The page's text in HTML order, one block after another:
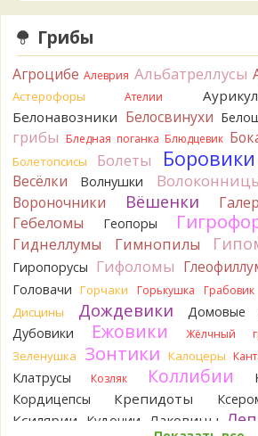
хорошо было бы упорядочить это с
Разные грибы нужно разнести по
4 часа назад
BorisM Однозначно польский!
4 часа назад
BorisM
Николай, дайте
цвета гриба на срезе. Без этой
сложно выбрать между жёлтым и
BorisM Очевидный подберезовик!
11 часов назад
Verona Рядовка скученная.
Юрий
Только сосны. Любит
краям лесных дорог.
1 день назад
Юрий
Бывает встречается и в
основное его дерево конечно же
не растёт.
1 день назад
Зарлдыш мухомора.
Грибы
Агроцибе Алеврия Альбатреллусы
Астерофоры
Ателии
Белонавозники Белосвинухи
грибы Бледная поганка Блюдцевик
Болетопсисы Болеты Боровики
Весёлки Волнушки
Вороночники Вёшенки
Гебеломы Геопоры
Гиднеллумы Гимнопилы
Гиропорусы Гифоломы
Головачи Горчаки Горькушка Грабовик
Дисцины Дождевики Домовые
Дубовики Ежовики Жёлчный
Зеленушка Зонтики Калоцеры
Клатрусы
Козляк Коллибии
Кордицепсы Крепидоты
Ксилярии Кудонии Лаковицы